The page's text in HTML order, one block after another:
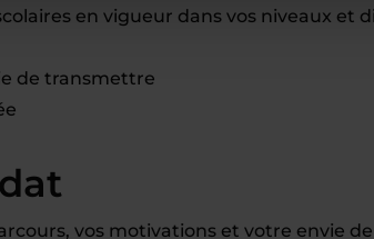
en vigueur dans vos niveaux et
de transmettre
vos motivations et votre envie